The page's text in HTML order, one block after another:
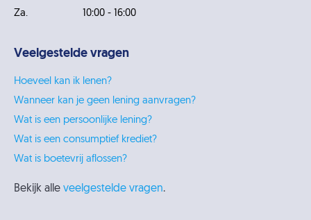
Za.
10:00 - 16:00
Veelgestelde vragen
Hoeveel kan ik lenen?
Wanneer kan je geen lening aanvragen?
Wat is een persoonlijke lening?
Wat is een consumptief krediet?
Wat is boetevrij aflossen?
Bekijk alle veelgestelde vragen.